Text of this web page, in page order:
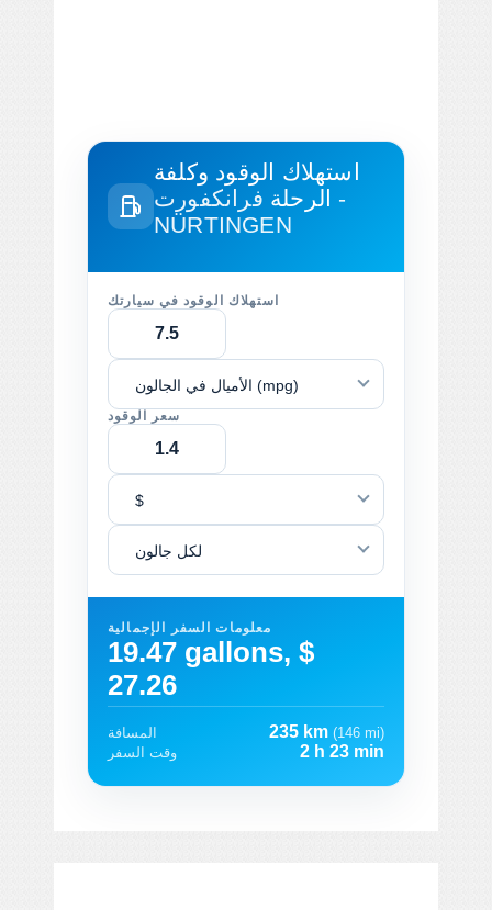
استهلاك الوقود وكلفة
الرحلة فرانكفورت -
NÜRTINGEN
استهلاك الوقود في سيارتك
الأميال في الجالون (mpg)
سعر الوقود
$
لكل جالون
معلومات السفر الإجمالية
19.47 gallons, $
27.26
المسافة 235 km (146 mi)
وقت السفر
2 h 23 min